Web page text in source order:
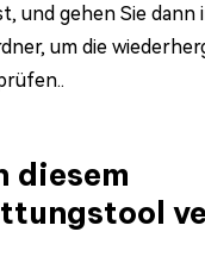
und gehen Sie dann
um die
diesem